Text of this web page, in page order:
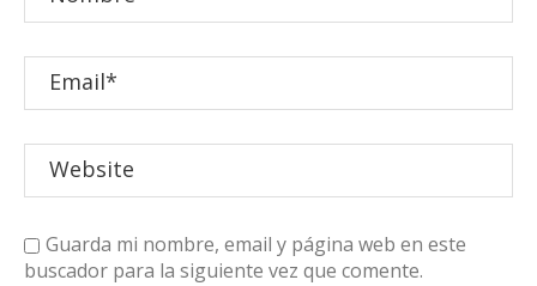
Guarda mi nombre, email y página web en este
buscador para la siguiente vez que comente.